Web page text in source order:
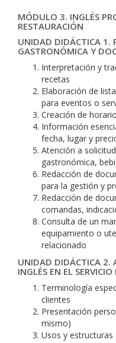
MÓDULO 3. INGLÉS
RESTAURACIÓN
UNIDAD DIDÁCTICA 1.
GASTRONÓMICA Y
Interpretación y
recetas
Elaboración de
para eventos o
Creación de
Información
fecha, lugar y
Atención a
gastronómica,
Redacción de
para la gestión y
Redacción de
comandas,
Consulta de un
equipamiento o
relacionado
UNIDAD DIDÁCTICA 2.
INGLÉS EN EL
Terminología
clientes
Presentación
mismo)
Usos y